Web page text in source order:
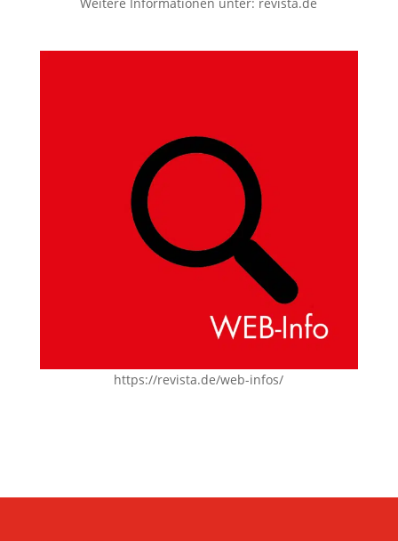
Weitere Informationen unter: revista.de
https://revista.de/web-infos/